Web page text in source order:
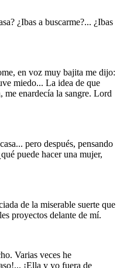
¿Ibas a buscarme?... ¿Ibas
en voz muy bajita me dijo:
miedo... La idea de que
me enardecía la sangre. Lord
pero después, pensando
puede hacer una mujer,
de la miserable suerte que
proyectos delante de mí.
Varias veces he
¡Ella y yo fuera de